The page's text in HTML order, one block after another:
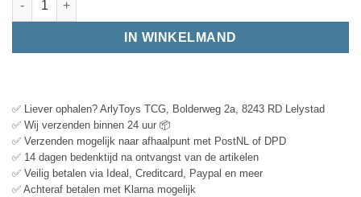
IN WINKELMAND
✅ Liever ophalen? ArlyToys TCG, Bolderweg 2a, 8243 RD Lelystad
✅ Wij verzenden binnen 24 uur 📦
✅ Verzenden mogelijk naar afhaalpunt met PostNL of DPD
✅ 14 dagen bedenktijd na ontvangst van de artikelen
✅ Veilig betalen via Ideal, Creditcard, Paypal en meer
✅ Achteraf betalen met Klarna mogelijk